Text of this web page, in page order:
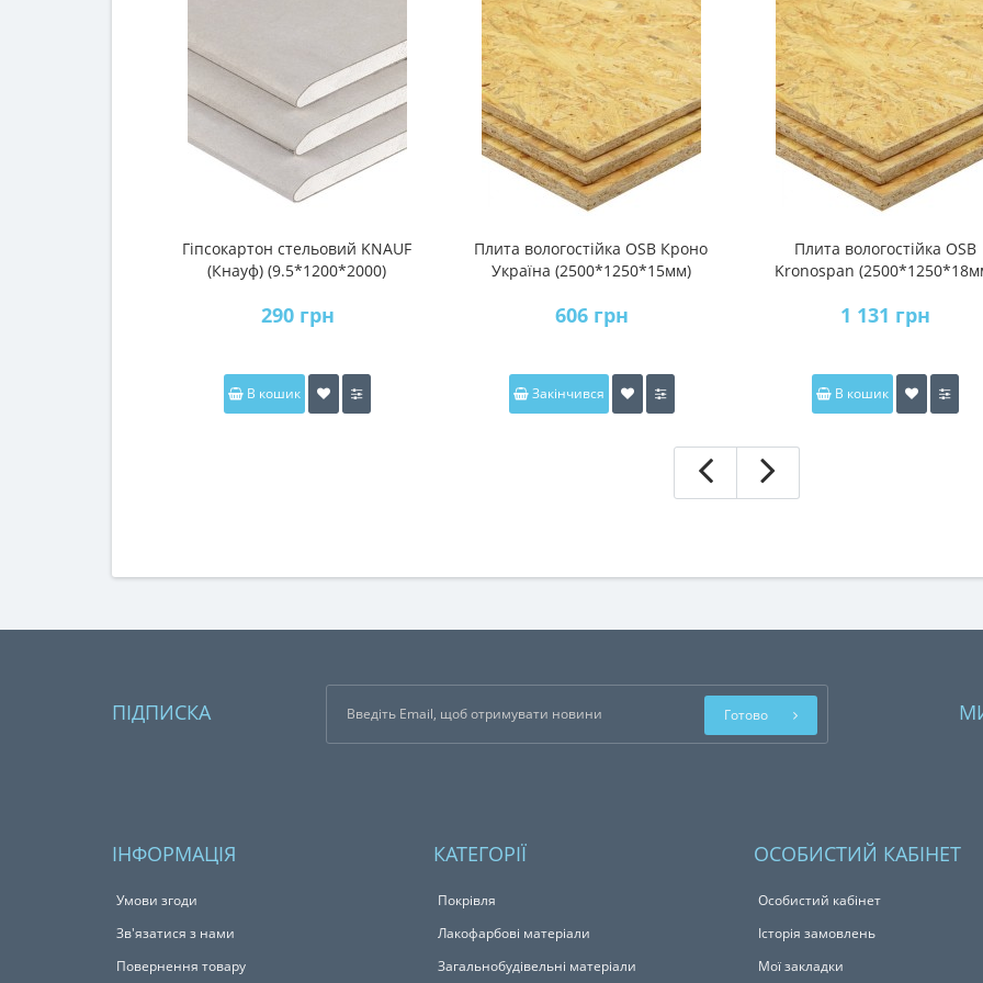
Гіпсокартон стельовий KNAUF
(Кнауф) (9.5*1200*2000)
290 грн
В кошик
Плита вологостійка OSB Кроно
Україна (2500*1250*15мм)
606 грн
Закінчився
Плита вологостійка OSB
Kronospan
1 131 грн
В кошик
ПІДПИСКА Готово
ІНФОРМАЦІЯ
Умови згоди
Зв'язатися з нами
Повернення товару
КАТЕГОРІЇ
Покрівля
Лакофарбові матеріали
Загальнобудівельні матеріали
ОСОБИСТИЙ КАБІНЕТ
Особистий кабінет
Історія замовлень
Мої закладки